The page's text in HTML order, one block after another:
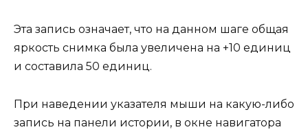
Эта запись означает, что на данном шаге общая
яркость снимка была увеличена на +10 единиц
и составила 50 единиц.
При наведении указателя мыши на какую-либо
запись на панели истории, в окне навигатора